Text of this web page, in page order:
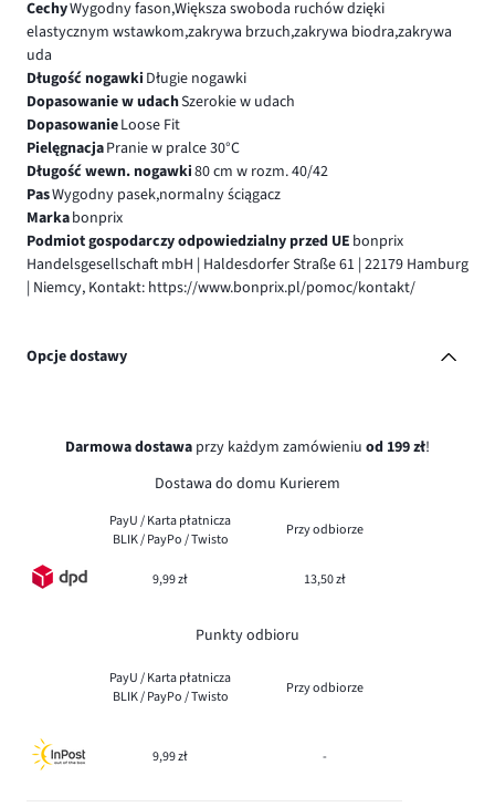
CechyWygodny fason,Większa swoboda ruchów dzięki
elastycznym wstawkom,zakrywa brzuch,zakrywa biodra,zakrywa
uda
Długość nogawki Długie nogawki
Dopasowanie w udachSzerokie w udach
DopasowanieLoose Fit
PielęgnacjaPranie w pralce 30°C
Długość wewn. nogawki80 cm w rozm. 40/42
PasWygodny pasek,normalny ściągacz
Markabonprix
Podmiot gospodarczy odpowiedzialny przed UE bonprix
Handelsgesellschaft mbH | Haldesdorfer Straße 61 | 22179 Hamburg
| Niemcy, Kontakt: https://www.bonprix.pl/pomoc/kontakt/
Opcje dostawy
Darmowa dostawa przy każdym zamówieniu od 199 zł!
Dostawa do domu Kurierem
PayU / Karta płatnicza
BLIK / PayPo / Twisto
Przy odbiorze
9,99 zł 13,50 zł
Punkty odbioru
PayU / Karta płatnicza
BLIK / PayPo / Twisto
Przy odbiorze
9,99 zł -